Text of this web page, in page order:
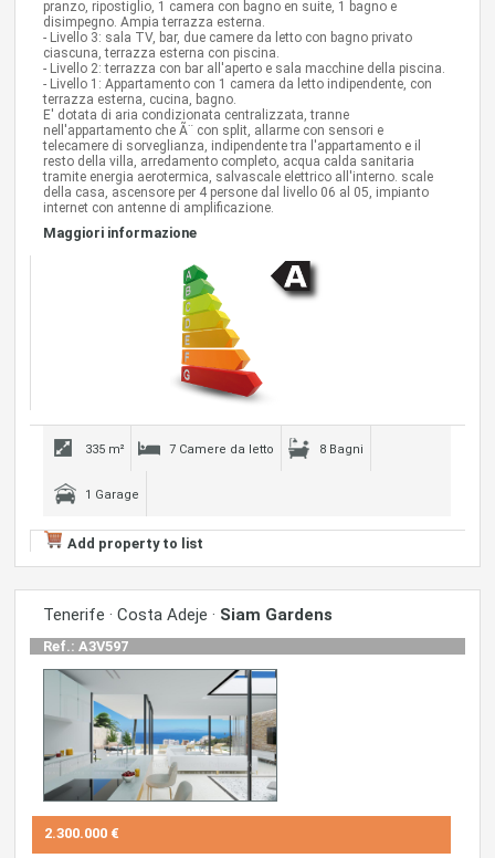
pranzo, ripostiglio, 1 camera con bagno en suite, 1 bagno e
disimpegno. Ampia terrazza esterna.
- Livello 3: sala TV, bar, due camere da letto con bagno privato
ciascuna, terrazza esterna con piscina.
- Livello 2: terrazza con bar all'aperto e sala macchine della piscina.
- Livello 1: Appartamento con 1 camera da letto indipendente, con
terrazza esterna, cucina, bagno.
E' dotata di aria condizionata centralizzata, tranne
nell'appartamento che Ã¨ con split, allarme con sensori e
telecamere di sorveglianza, indipendente tra l'appartamento e il
resto della villa, arredamento completo, acqua calda sanitaria
tramite energia aerotermica, salvascale elettrico all'interno. scale
della casa, ascensore per 4 persone dal livello 06 al 05, impianto
internet con antenne di amplificazione.
Maggiori informazione
335 m² 7 Camere da letto 8 Bagni
1 Garage
Add property to list
Tenerife · Costa Adeje · Siam Gardens
Ref.: A3V597
2.300.000 €